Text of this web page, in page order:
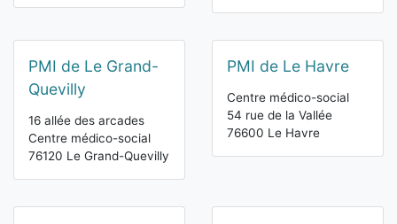
PMI de Le Grand-
Quevilly
16 allée des arcades
Centre médico-social
76120 Le Grand-Quevilly
PMI de Le Havre
Centre médico-social
54 rue de la Vallée
76600 Le Havre